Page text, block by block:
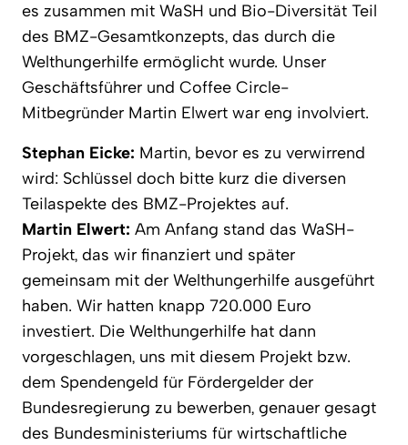
es zusammen mit WaSH und Bio-Diversität Teil
des BMZ-Gesamtkonzepts, das durch die
Welthungerhilfe ermöglicht wurde. Unser
Geschäftsführer und Coffee Circle-
Mitbegründer Martin Elwert war eng involviert.
Stephan Eicke: Martin, bevor es zu verwirrend
wird: Schlüssel doch bitte kurz die diversen
Teilaspekte des BMZ-Projektes auf.
Martin Elwert: Am Anfang stand das WaSH-
Projekt, das wir finanziert und später
gemeinsam mit der Welthungerhilfe ausgeführt
haben. Wir hatten knapp 720.000 Euro
investiert. Die Welthungerhilfe hat dann
vorgeschlagen, uns mit diesem Projekt bzw.
dem Spendengeld für Fördergelder der
Bundesregierung zu bewerben, genauer gesagt
des Bundesministeriums für wirtschaftliche